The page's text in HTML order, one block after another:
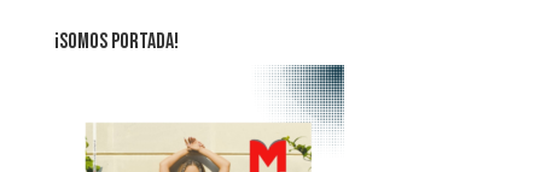
¡SOMOS PORTADA!